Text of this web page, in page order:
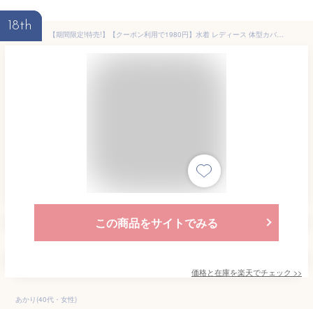
18th
【期間限定!特売!】【クーポン利用で1980円】水着 レディース 体型カバー 2点セット フィットネス水着 中学生 高校生 大学生 夏 小胸 可愛い バンドゥ パレオ 日焼け防止 UVカット ママ水着潜水 10代 20代 30代 40代 おしゃれ スクール水着 セパレート 胸パッド付き
この商品をサイトでみる
価格と在庫を楽天でチェック >>
あかり(40代・女性)